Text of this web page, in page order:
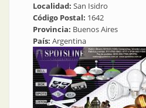
Localidad: San Isidro
Código Postal: 1642
Provincia: Buenos Aires
País: Argentina